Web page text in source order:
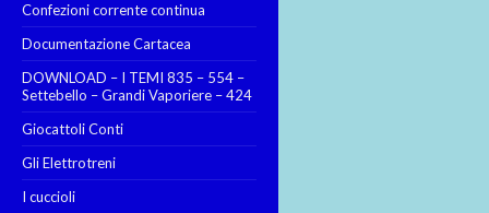
Confezioni corrente continua
Documentazione Cartacea
DOWNLOAD – I TEMI 835 – 554 –
Settebello – Grandi Vaporiere – 424
Giocattoli Conti
Gli Elettrotreni
I cuccioli